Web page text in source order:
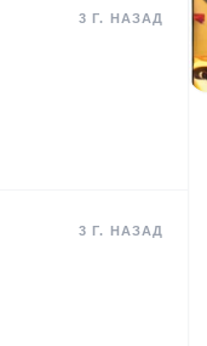
3 Г. НАЗАД
3 Г. НАЗАД